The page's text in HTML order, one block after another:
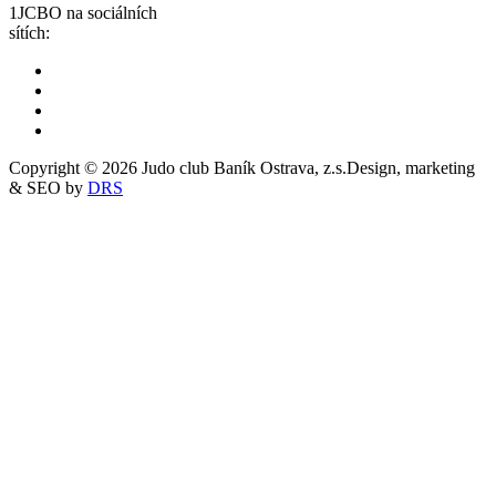
1JCBO na sociálních
sítích:
Copyright © 2026 Judo club Baník Ostrava, z.s.Design, marketing
& SEO by DRS